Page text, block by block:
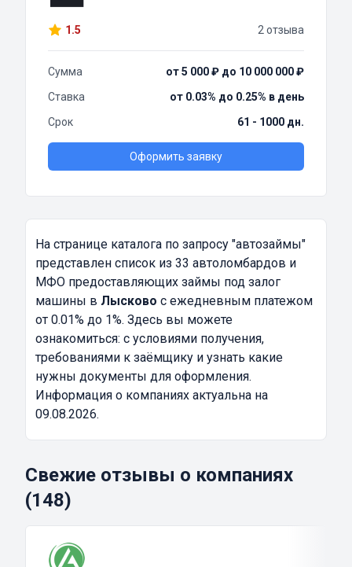
1.5 2 отзыва
Сумма
от 5 000 ₽ до 10 000 000 ₽
Ставка
от 0.03% до 0.25% в день
Срок
61 - 1000 дн.
Оформить заявку
На странице каталога по запросу "автозаймы"
представлен список из 33 автоломбардов и
МФО предоставляющих займы под залог
машины в Лысково с ежедневным платежом
от 0.01% до 1%. Здесь вы можете
ознакомиться: с условиями получения,
требованиями к заёмщику и узнать какие
нужны документы для оформления.
Информация о компаниях актуальна на
09.08.2026.
Свежие отзывы о компаниях
(148)